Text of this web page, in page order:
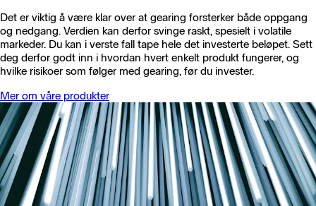
Det er viktig å være klar over at gearing forsterker både oppgang
og nedgang. Verdien kan derfor svinge raskt, spesielt i volatile
markeder. Du kan i verste fall tape hele det investerte beløpet. Sett
deg derfor godt inn i hvordan hvert enkelt produkt fungerer, og
hvilke risikoer som følger med gearing, før du invester.
Mer om våre produkter